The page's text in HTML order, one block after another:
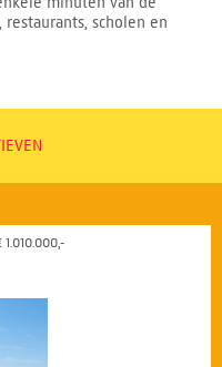
scholen en